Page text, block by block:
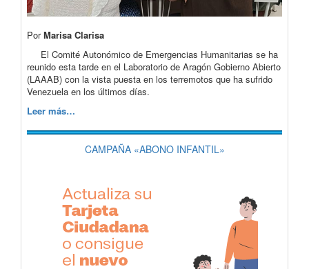
PorMarisa Clarisa
El Comité Autonómico de Emergencias Humanitarias se ha
reunido esta tarde en el Laboratorio de Aragón Gobierno Abierto
(LAAAB) con la vista puesta en los terremotos que ha sufrido
Venezuela en los últimos días.
Leer más…
CAMPAÑA «ABONO INFANTIL»